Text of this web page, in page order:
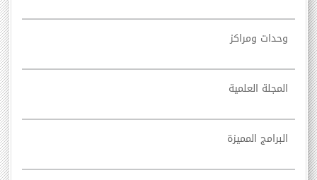
وحدات ومراكز
المجلة العلمية
البرامج المميزة